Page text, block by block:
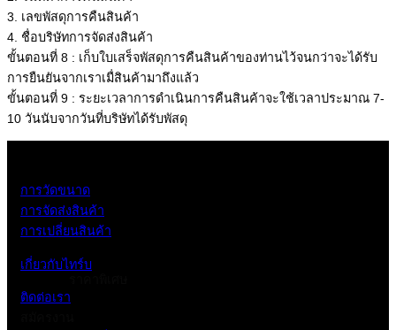
3. เลขพัสดุการคืนสินค้า
4. ชื่อบริษัทการจัดส่งสินค้า
ขั้นตอนที่ 8 : เก็บใบเสร็จพัสดุการคืนสินค้าของท่านไว้จนกว่าจะได้รับ
การยืนยันจากเราเมื่สินค้ามาถึงแล้ว
ขั้นตอนที่ 9 : ระยะเวลาการดำเนินการคืนสินค้าจะใช้เวลาประมาณ 7-
10 วันนับจากวันที่บริษัทได้รับพัสดุ
การวัดขนาด
การจัดส่งสินค้า
การเปลี่ยนสินค้า
เกี่ยวกับไทร์บ
ติดต่อเรา